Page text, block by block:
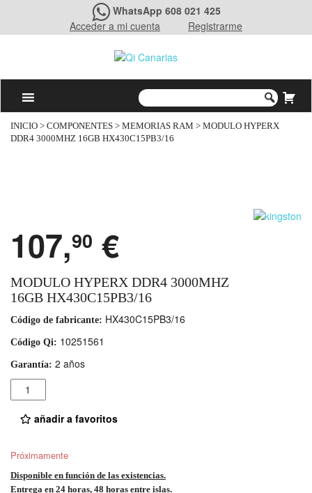
WhatsApp 608 021 425
Acceder a mi cuenta
Registrarme
INICIO > COMPONENTES > MEMORIAS RAM > MODULO HYPERX
DDR4 3000MHZ 16GB HX430C15PB3/16
107,90 €
MODULO HYPERX DDR4 3000MHZ
16GB HX430C15PB3/16
Código de fabricante: HX430C15PB3/16
Código Qi: 10251561
Garantía: 2 años
Cantidad
añadir a favoritos
Próximamente
Disponible en función de las existencias.
Entrega en 24 horas, 48 horas entre islas.